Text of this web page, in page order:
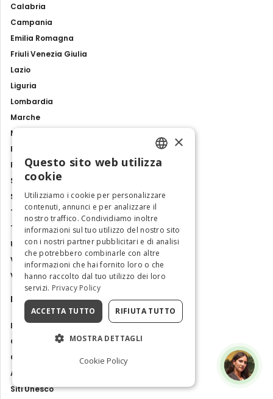
Calabria
Campania
Emilia Romagna
Friuli Venezia Giulia
Lazio
Liguria
Lombardia
Marche
Molise
Piemonte
Puglia
Sardegna
Sicilia
Toscana
Trentino-Alto Adige
Umbria
Valle d'Aosta
Veneto
Magazine
Italia come un local
Gemme nascoste
Come arrivare
Attrazioni e tour
Siti Unesco
ENGLISH
ITALIAN
×
Questo sito web utilizza
cookie
Utilizziamo i cookie per personalizzare
contenuti, annunci e per analizzare il
nostro traffico. Condividiamo inoltre
informazioni sul tuo utilizzo del nostro sito
con i nostri partner pubblicitari e di analisi
che potrebbero combinarle con altre
informazioni che hai fornito loro o che
hanno raccolto dal tuo utilizzo dei loro
servizi. Privacy Policy
ACCETTA TUTTO RIFIUTA TUTTO
MOSTRA DETTAGLI
Cookie Policy